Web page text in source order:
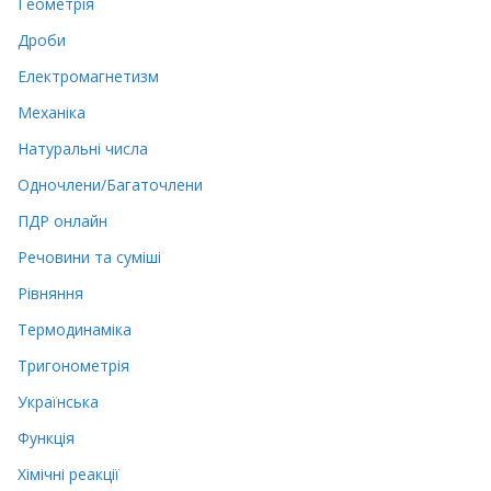
Дроби
Електромагнетизм
Механіка
Натуральні числа
Одночлени/Багаточлени
ПДР онлайн
Речовини та суміші
Рівняння
Термодинаміка
Тригонометрія
Українська
Функція
Хімічні реакції